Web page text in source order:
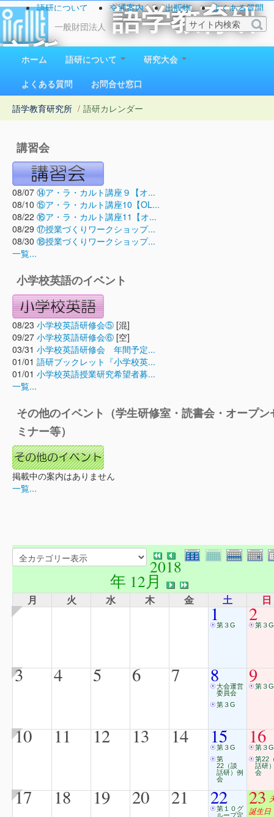
一般財団法人
語学教育研
究所
1923（大正12）年創立
語研について 交通案内 出版物
よくある質問
お問い合わせ
ホーム 語研について
研究大会
よくある質問
お問合せ窓口
語学教育研究所 / 語研カレンダー
講習会
08/07 ⑭ア・ラ・カルト講座９【オ...
08/10 ⑮ア・ラ・カルト講座10【OL...
08/22 ⑯ア・ラ・カルト講座11【オ...
08/29 ⑰授業づくりワークショップ...
08/30 ⑱授業づくりワークショップ...
一覧...
小学校英語のイベント
08/23 小学校英語研修会⑤ [混]
09/27 小学校英語研修会⑥ [空]
03/31 小学校英語研修会 年間予定...
01/01 語研ブックレット『小学校英...
01/01 小学校英語授業研究希望者募...
一覧...
その他のイベント（学生研修室・読書会・オープン
ミナー等）
掲載中の案内はありません
一覧...
2018
年 12月
月 火 水 木 金 土 日
1第３G 2第３G
3 4 5 6 7 8大会運営
委員会
第３G
9第３G
10 11 12 13 14 15
第３G
第
22（談
話研）例
会
16
第３G
第22
話研
会
17 18 19 20 21 22
第１０グ
ループ定
23
誕生日